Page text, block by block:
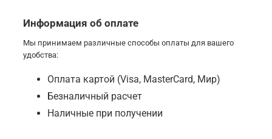
Информация об оплате
Мы принимаем различные способы оплаты для вашего
удобства:
Оплата картой (Visa, MasterCard, Мир)
Безналичный расчет
Наличные при получении